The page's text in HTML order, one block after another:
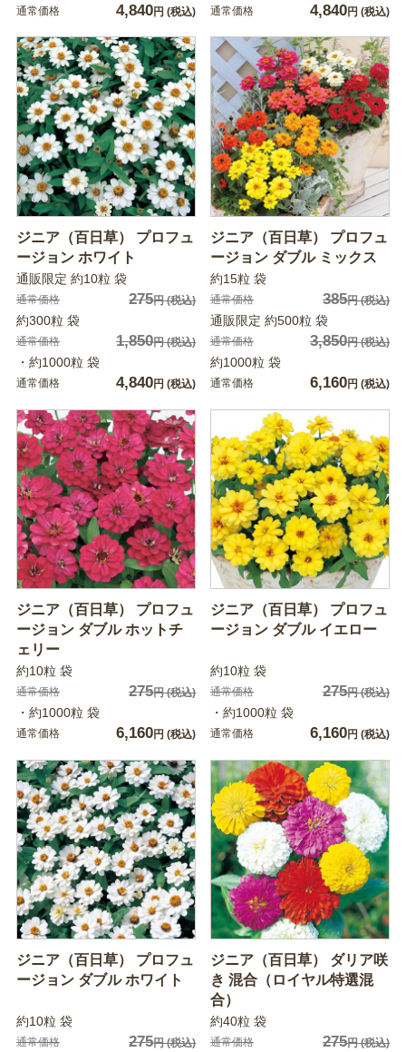
通常価格 4,840円 (税込) 通常価格 4,840円 (税込)
ジニア（百日草） プロフュ
ージョン ホワイト
通販限定 約10粒 袋
通常価格 275円(税込)
約300粒 袋
通常価格 1,850円(税込)
・約1000粒 袋
通常価格 4,840円 (税込)
ジニア（百日草） プロフュ
ージョン ダブル ミックス
約15粒 袋
通常価格 385円(税込)
通販限定 約500粒 袋
通常価格 3,850円(税込)
約1000粒 袋
通常価格 6,160円 (税込)
ジニア（百日草） プロフュ
ージョン ダブル ホットチ
ェリー
約10粒 袋
通常価格 275円(税込)
・約1000粒 袋
通常価格 6,160円 (税込)
ジニア（百日草） プロフュ
ージョン ダブル イエロー
約10粒 袋
通常価格 275円(税込)
・約1000粒 袋
通常価格 6,160円 (税込)
ジニア（百日草） プロフュ
ージョン ダブル ホワイト
約10粒 袋
通常価格 275円(税込)
ジニア（百日草） ダリア咲
き 混合（ロイヤル特選混
合）
約40粒 袋
通常価格 275円(税込)